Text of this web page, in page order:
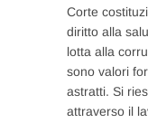
Corte
diritto alla
lotta alla
sono valori
astratti. Si
attraverso il